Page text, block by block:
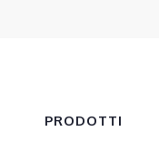
PRODOTTI